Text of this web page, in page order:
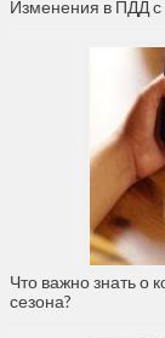
Изменения в ПДД с
Что важно знать о
сезона?